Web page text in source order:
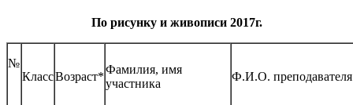
По рисунку и живописи 2017г.
№
КлассВозраст*
Фамилия, имя
участника
Ф.И.О. преподавателя